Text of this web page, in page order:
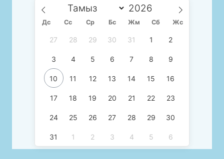
Дс Сc Ср Бс Жм Сб Жс
27 28 29 30 31 1 2
3 4 5 6 7 8 9
10 11 12 13 14 15 16
17 18 19 20 21 22 23
24 25 26 27 28 29 30
31 1 2 3 4 5 6